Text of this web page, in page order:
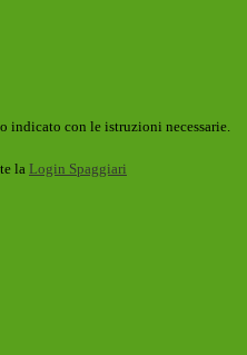
indicato con le istruzioni necessarie.
la Login Spaggiari